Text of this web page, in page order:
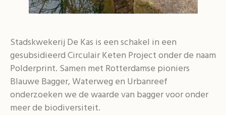
Stadskwekerij De Kas is een schakel in een
gesubsidieerd Circulair Keten Project onder de naam
Polderprint. Samen met Rotterdamse pioniers
Blauwe Bagger, Waterweg en Urbanreef
onderzoeken we de waarde van bagger voor onder
meer de biodiversiteit.